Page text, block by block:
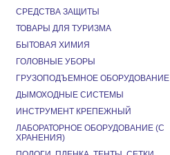
СРЕДСТВА ЗАЩИТЫ
ТОВАРЫ ДЛЯ ТУРИЗМА
БЫТОВАЯ ХИМИЯ
ГОЛОВНЫЕ УБОРЫ
ГРУЗОПОДЪЕМНОЕ ОБОРУДОВАНИЕ
ДЫМОХОДНЫЕ СИСТЕМЫ
ИНСТРУМЕНТ КРЕПЕЖНЫЙ
ЛАБОРАТОРНОЕ ОБОРУДОВАНИЕ (С
ХРАНЕНИЯ)